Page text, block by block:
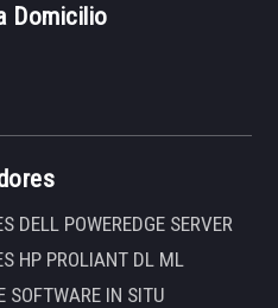
Domicilio
DELL POWEREDGE SERVER
HP PROLIANT DL ML
SOFTWARE IN SITU